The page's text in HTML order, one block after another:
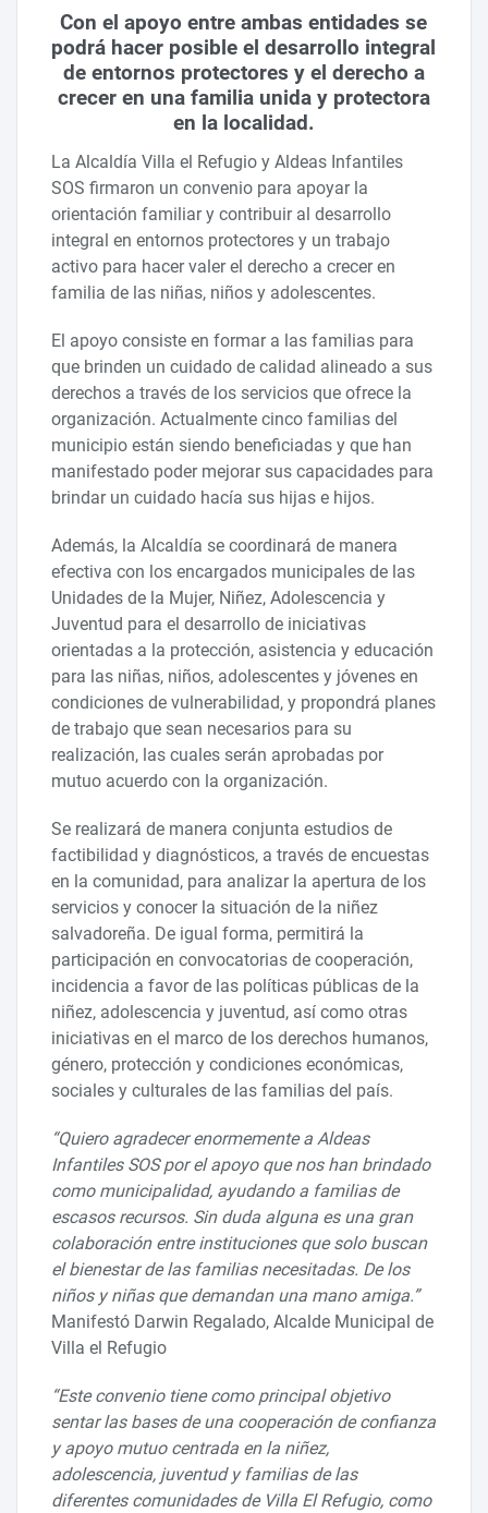
Con el apoyo entre ambas entidades se
podrá hacer posible el desarrollo integral
de entornos protectores y el derecho a
crecer en una familia unida y protectora
en la localidad.
La Alcaldía Villa el Refugio y Aldeas Infantiles
SOS firmaron un convenio para apoyar la
orientación familiar y contribuir al desarrollo
integral en entornos protectores y un trabajo
activo para hacer valer el derecho a crecer en
familia de las niñas, niños y adolescentes.
El apoyo consiste en formar a las familias para
que brinden un cuidado de calidad alineado a sus
derechos a través de los servicios que ofrece la
organización. Actualmente cinco familias del
municipio están siendo beneficiadas y que han
manifestado poder mejorar sus capacidades para
brindar un cuidado hacía sus hijas e hijos.
Además, la Alcaldía se coordinará de manera
efectiva con los encargados municipales de las
Unidades de la Mujer, Niñez, Adolescencia y
Juventud para el desarrollo de iniciativas
orientadas a la protección, asistencia y educación
para las niñas, niños, adolescentes y jóvenes en
condiciones de vulnerabilidad, y propondrá planes
de trabajo que sean necesarios para su
realización, las cuales serán aprobadas por
mutuo acuerdo con la organización.
Se realizará de manera conjunta estudios de
factibilidad y diagnósticos, a través de encuestas
en la comunidad, para analizar la apertura de los
servicios y conocer la situación de la niñez
salvadoreña. De igual forma, permitirá la
participación en convocatorias de cooperación,
incidencia a favor de las políticas públicas de la
niñez, adolescencia y juventud, así como otras
iniciativas en el marco de los derechos humanos,
género, protección y condiciones económicas,
sociales y culturales de las familias del país.
“Quiero agradecer enormemente a Aldeas
Infantiles SOS por el apoyo que nos han brindado
como municipalidad, ayudando a familias de
escasos recursos. Sin duda alguna es una gran
colaboración entre instituciones que solo buscan
el bienestar de las familias necesitadas. De los
niños y niñas que demandan una mano amiga.”
Manifestó Darwin Regalado, Alcalde Municipal de
Villa el Refugio
“Este convenio tiene como principal objetivo
sentar las bases de una cooperación de confianza
y apoyo mutuo centrada en la niñez,
adolescencia, juventud y familias de las
diferentes comunidades de Villa El Refugio, como